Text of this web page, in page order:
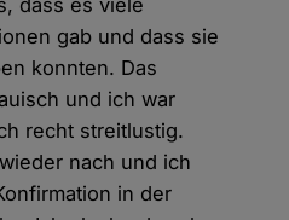
dass es viele
gab und dass sie
konnten. Das
und ich war
recht streitlustig.
nach und ich
in der